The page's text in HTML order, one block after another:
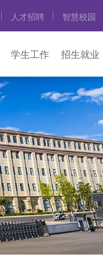
人才招聘 智慧校园
学生工作 招生就业